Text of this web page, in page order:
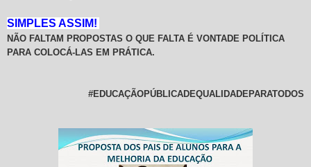
SIMPLES ASSIM!
NÃO FALTAM PROPOSTAS O QUE FALTA É VONTADE POLÍTICA
PARA COLOCÁ-LAS EM PRÁTICA.
#EDUCAÇÃOPÚBLICADEQUALIDADEPARATODOS